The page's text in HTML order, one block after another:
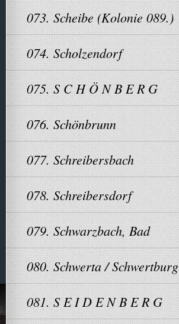
073. Scheibe (Kolonie 089.)
074. Scholzendorf
075. S C H Ö N B E R G
076. Schönbrunn
077. Schreibersbach
078. Schreibersdorf
079. Schwarzbach, Bad
080. Schwerta / Schwertburg
081. S E I D E N B E R G